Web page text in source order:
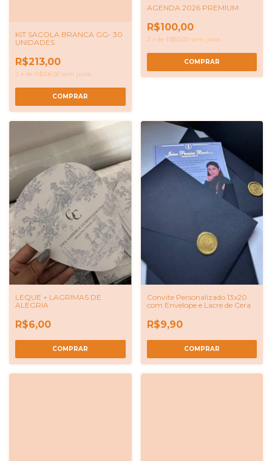
KIT SACOLA BRANCA GG- 30
UNIDADES
R$213,00
2 x de R$106,50 sem juros
COMPRAR
AGENDA 2026 PREMIUM
R$100,00
2 x de R$50,00 sem juros
LEQUE + LAGRIMAS DE
ALEGRIA
R$6,00
Convite Personalizado 13x20
com Envelope e Lacre de Cera
R$9,90